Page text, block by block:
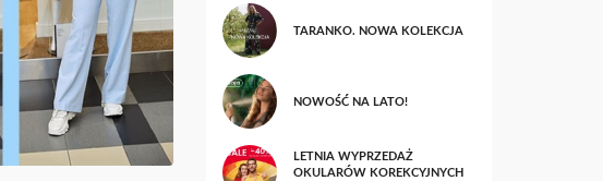
TARANKO. NOWA KOLEKCJA
NOWOŚĆ NA LATO!
LETNIA WYPRZEDAŻ
OKULARÓW KOREKCYJNYCH